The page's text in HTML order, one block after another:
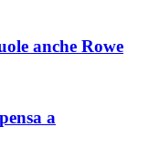
anche Rowe
a